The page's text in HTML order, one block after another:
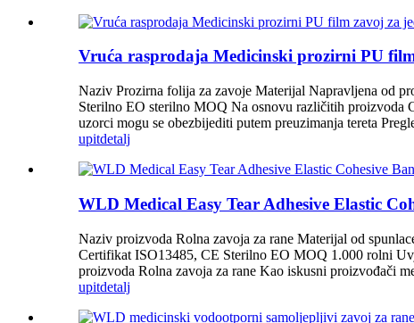
Vruća rasprodaja Medicinski prozirni PU
Naziv Prozirna folija za zavoje Materijal Napravljena od
Sterilno EO sterilno MOQ Na osnovu različitih
uzorci mogu se obezbijediti putem preuzimanja tereta
upitdetalj
WLD Medical Easy Tear Adhesive Elastic
Naziv proizvoda Rolna zavoja za rane Materijal od
Certifikat ISO13485, CE Sterilno EO MOQ 1.000 rolni
proizvoda Rolna zavoja za rane Kao iskusni proizvođači
upitdetalj